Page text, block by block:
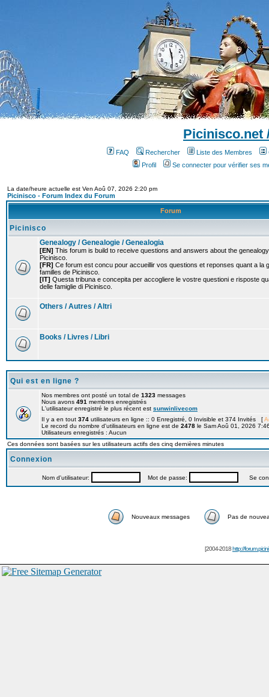
Picinisco.net
FAQ Rechercher Liste des Membres
Profil
Se connecter pour vérifier ses
La date/heure actuelle est Ven Aoû 07, 2026 2:20 pm
Picinisco - Forum Index du Forum
Forum
Picinisco
Genealogy / Genealogie / Genealogia
[EN] This forum is build to receive questions and answers about the
Picinisco.
[FR] Ce forum est concu pour accueillir vos questions et reponses quant a la
familles de Picinisco.
[IT] Questa tribuna e concepita per accogliere le vostre questioni e risposte
delle famiglie di Picinisco.
Others / Autres / Altri
Books / Livres / Libri
Qui est en ligne ?
Nos membres ont posté un total de 1323 messages
Nous avons 491 membres enregistrés
L'utilisateur enregistré le plus récent est sunwinlivecom
Il y a en tout 374 utilisateurs en ligne :: 0 Enregistré, 0 Invisible et 374 Invités [
Le record du nombre d'utilisateurs en ligne est de 2478 le Sam Aoû 01, 2026
Utilisateurs enregistrés : Aucun
Ces données sont basées sur les utilisateurs actifs des cinq dernières minutes
Connexion
Nom d'utilisateur: Mot de passe: Se
Nouveaux messages Pas de
[2004-2018http://